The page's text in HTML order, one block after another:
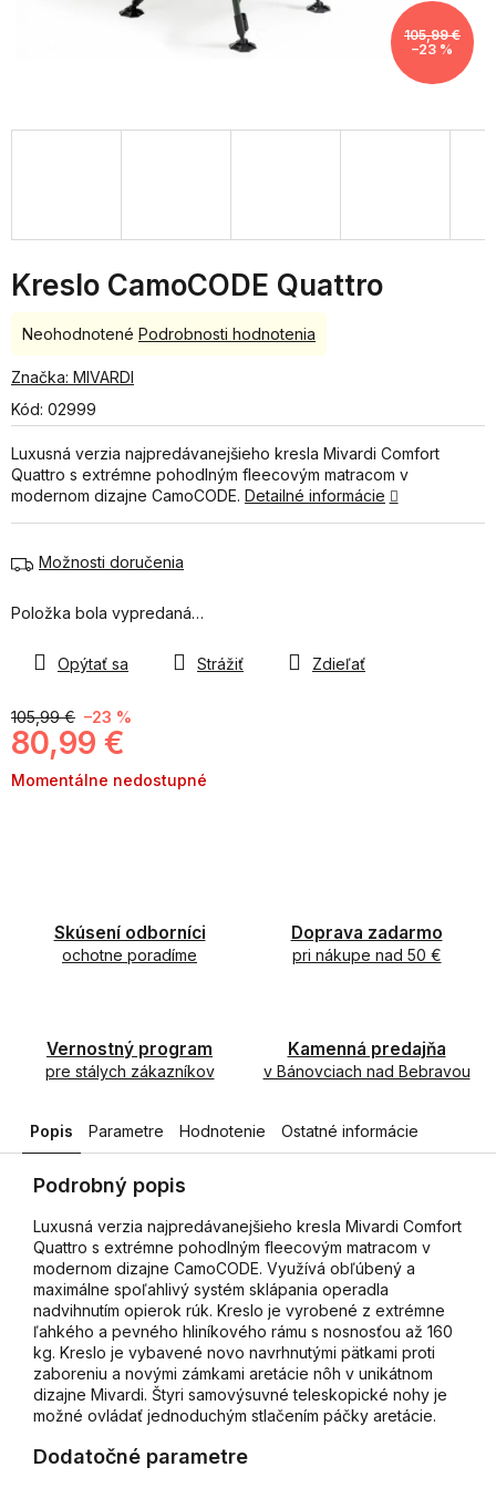
105,99 €
–23 %
Kreslo CamoCODE Quattro
Kód: 02999
105,99 € –23 %
80,99 €
Jednotková
Momentálne nedostupné
Možnosti doručenia
Položka bola vypredaná…
Luxusná verzia najpredávanejšieho kresla Mivardi Comfort
Quattro s extrémne pohodlným fleecovým matracom v
modernom dizajne CamoCODE. Detailné informácie
Opýtať sa Strážiť Zdieľať
Priemerné
produktu
0,0
5
hviezdičiek.
Neohodnotené Podrobnosti hodnotenia
Značka: MIVARDI
Skúsení odborníci
ochotne poradíme
Doprava zadarmo
pri nákupe nad 50 €
Vernostný program
pre stálych zákazníkov
Kamenná predajňa
v Bánovciach nad Bebravou
Popis Parametre Hodnotenie Ostatné informácie
Podrobný popis
Luxusná verzia najpredávanejšieho kresla Mivardi Comfort
Quattro s extrémne pohodlným fleecovým matracom v
modernom dizajne CamoCODE. Využívá obľúbený a
maximálne spoľahlivý systém sklápania operadla
nadvihnutím opierok rúk. Kreslo je vyrobené z extrémne
ľahkého a pevného hliníkového rámu s nosnosťou až 160
kg. Kreslo je vybavené novo navrhnutými pätkami proti
zaboreniu a novými zámkami aretácie nôh v unikátnom
dizajne Mivardi. Štyri samovýsuvné teleskopické nohy je
možné ovládať jednoduchým stlačením páčky aretácie.
Dodatočné parametre